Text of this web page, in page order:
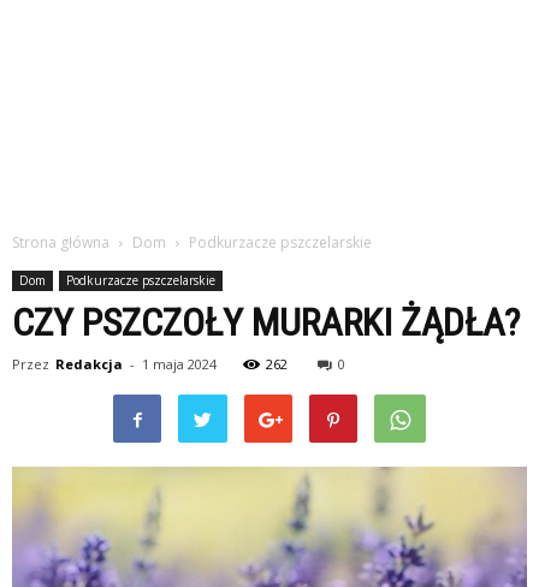
Strona główna Dom Podkurzacze pszczelarskie
Dom Podkurzacze pszczelarskie
CZY PSZCZOŁY MURARKI ŻĄDŁA?
Przez Redakcja - 1 maja 2024 262 0